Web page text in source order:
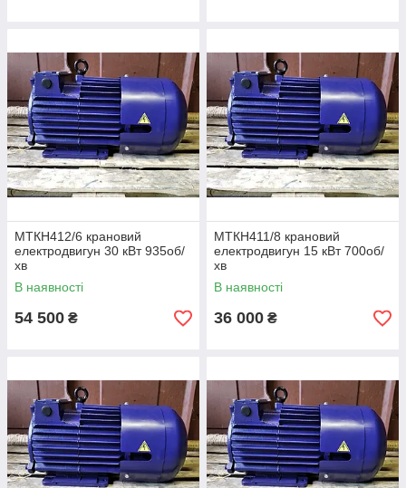
МТКН412/6 крановий
електродвигун 30 кВт 935об/
хв
В наявності
54 500 ₴
МТКН411/8 крановий
електродвигун 15 кВт 700об/
хв
В наявності
36 000 ₴